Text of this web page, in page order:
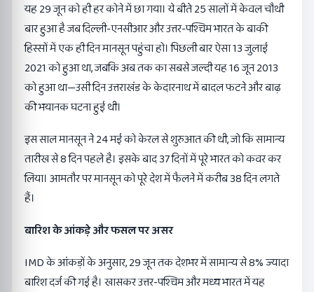
यह 29 जून को ही हर कोने में छा गया। ये बीते 25 सालों में केवल चौथी
बार हुआ है जब दिल्ली-एनसीआर और उत्तर-पश्चिम भारत के बाकी
हिस्सों में एक ही दिन मानसून पहुंचा हो। पिछली बार ऐसा 13 जुलाई
2021 को हुआ था, जबकि अब तक का सबसे जल्दी यह 16 जून 2013
को हुआ था—उसी दिन उत्तराखंड के केदारनाथ में बादल फटने और बाढ़
की भयानक घटना हुई थी।
इस साल मानसून ने 24 मई को केरल से शुरुआत की थी, जो कि सामान्य
तारीख से 8 दिन पहले है। इसके बाद 37 दिनों में पूरे भारत को कवर कर
लिया। आमतौर पर मानसून को पूरे देश में फैलने में करीब 38 दिन लगते
हैं।
बारिश के आंकड़े और फसल पर असर
IMD के आंकड़ों के अनुसार, 29 जून तक देशभर में सामान्य से 8% ज्यादा
बारिश दर्ज की गई है। खासकर उत्तर-पश्चिम और मध्य भारत में यह